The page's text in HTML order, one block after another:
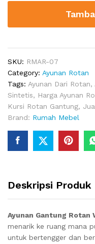
Wiscon
SKU: RMAR-07
Category: Ayunan Rotan
Tags: Ayunan Dari Rotan,
Sintetis, Harga Ayunan
Kursi Rotan Gantung,
Brand: Rumah Mebel
Deskripsi Produk
Ayunan Gantung Rotan
menarik ke ruang mana
untuk bertengger dan